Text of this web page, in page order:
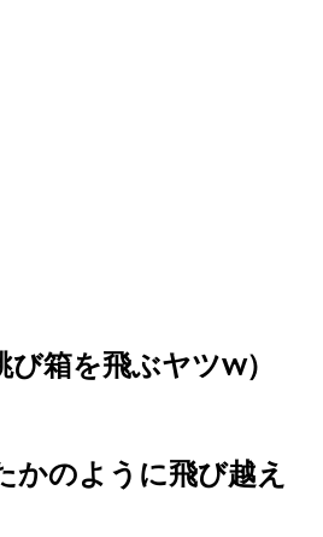
箱を飛ぶヤツw）
かのように飛び越え